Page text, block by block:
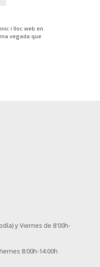
i lloc web en
vegada que
y Viernes de 8'00h-
8:00h-14:00h